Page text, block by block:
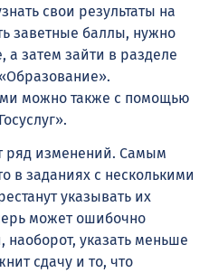
свои результаты на
заветные баллы, нужно
а затем зайти в разделе
можно также с помощью
ряд изменений. Самым
в заданиях с несколькими
указывать их
может ошибочно
указать меньше
сдачу и то, что